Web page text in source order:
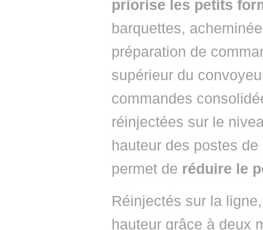
priorise les petits
barquettes,
préparation de
supérieur du
commandes
réinjectées sur le
hauteur des postes
permet de réduire le
Réinjectés sur la
hauteur grâce à deux